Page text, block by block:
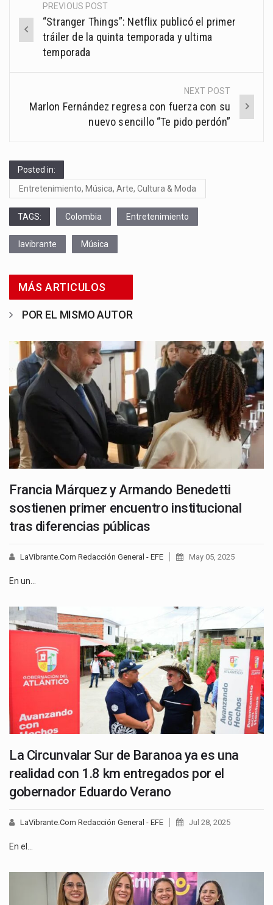
Post
navigation
PREVIOUS POST
“Stranger Things”: Netflix publicó el primer
tráiler de la quinta temporada y ultima
temporada
NEXT POST
Marlon Fernández regresa con fuerza con su
nuevo sencillo “Te pido perdón”
Posted in:
Entretenimiento, Música, Arte, Cultura & Moda
TAGS: Colombia Entretenimiento
lavibrante Música
MÁS ARTICULOS
POR EL MISMO AUTOR
Francia Márquez y Armando Benedetti
sostienen primer encuentro institucional
tras diferencias públicas
LaVibrante.Com Redacción General - EFE May 05, 2025
En un…
La Circunvalar Sur de Baranoa ya es una
realidad con 1.8 km entregados por el
gobernador Eduardo Verano
LaVibrante.Com Redacción General - EFE Jul 28, 2025
En el…